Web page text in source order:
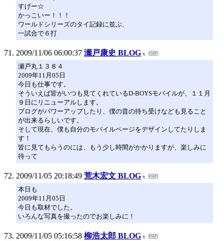
すげー☆
かっこいー！！！
ワールドシリーズのタイ記録に並ぶ、
一試合で６打
2009/11/06 06:00:37 瀬戸康史 BLOG
瀬戸丸１３８４
2009年11月05日
今日も仕事です。
そういえば皆がいつも見てくれているD-BOYSモバイルが、１１月
９日にリニューアルします。
ブログがパワーアップしたり、僕の昔の待ち受けなども見ること
が出来るらしいです。
そして現在、僕も自分のモバイルページをデザインしてたりしま
す！
皆に見てもらうのには、もう少し時間がかかりますが、楽しみに
待って
2009/11/05 20:18:49 荒木宏文 BLOG
本日も
2009年11月05日
今日も取材でした。
いろんな写真を撮ったのでお楽しみに！
2009/11/05 05:16:58 柳浩太郎 BLOG